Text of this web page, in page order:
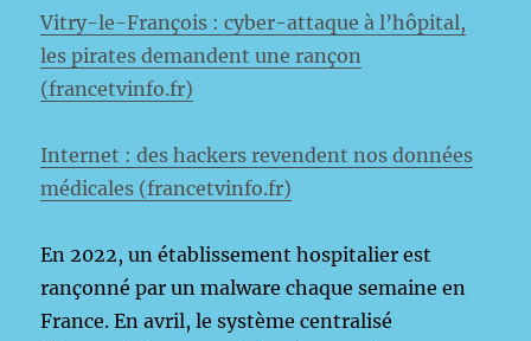
Vitry-le-François : cyber-attaque à l’hôpital,
les pirates demandent une rançon
(francetvinfo.fr)
Internet : des hackers revendent nos données
médicales (francetvinfo.fr)
En 2022, un établissement hospitalier est
rançonné par un malware chaque semaine en
France. En avril, le système centralisé